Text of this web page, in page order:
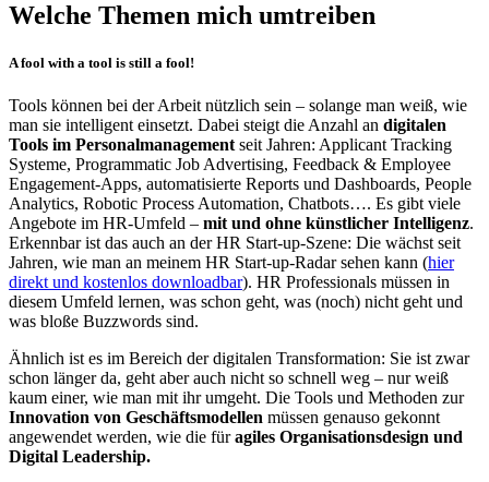
Welche Themen mich umtreiben
A fool with a tool is still a fool!
Tools können bei der Arbeit nützlich sein – solange man weiß, wie
man sie intelligent einsetzt. Dabei steigt die Anzahl an digitalen
Tools im Personalmanagement seit Jahren: Applicant Tracking
Systeme, Programmatic Job Advertising, Feedback & Employee
Engagement-Apps, automatisierte Reports und Dashboards, People
Analytics, Robotic Process Automation, Chatbots…. Es gibt viele
Angebote im HR-Umfeld – mit und ohne künstlicher Intelligenz.
Erkennbar ist das auch an der HR Start-up-Szene: Die wächst seit
Jahren, wie man an meinem HR Start-up-Radar sehen kann (hier
direkt und kostenlos downloadbar). HR Professionals müssen in
diesem Umfeld lernen, was schon geht, was (noch) nicht geht und
was bloße Buzzwords sind.
Ähnlich ist es im Bereich der digitalen Transformation: Sie ist zwar
schon länger da, geht aber auch nicht so schnell weg – nur weiß
kaum einer, wie man mit ihr umgeht. Die Tools und Methoden zur
Innovation von Geschäftsmodellen müssen genauso gekonnt
angewendet werden, wie die füragiles Organisationsdesign und
Digital Leadership.